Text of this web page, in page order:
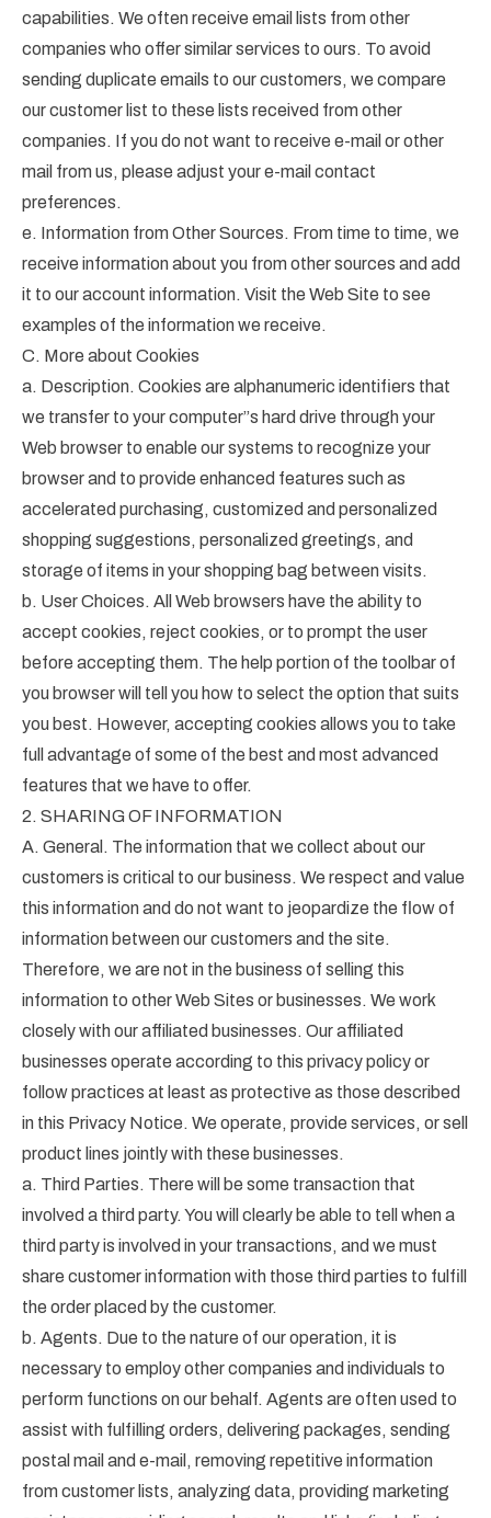
capabilities. We often receive email lists from other
companies who offer similar services to ours. To avoid
sending duplicate emails to our customers, we compare
our customer list to these lists received from other
companies. If you do not want to receive e-mail or other
mail from us, please adjust your e-mail contact
preferences.
e. Information from Other Sources. From time to time, we
receive information about you from other sources and add
it to our account information. Visit the Web Site to see
examples of the information we receive.
C. More about Cookies
a. Description. Cookies are alphanumeric identifiers that
we transfer to your computer”s hard drive through your
Web browser to enable our systems to recognize your
browser and to provide enhanced features such as
accelerated purchasing, customized and personalized
shopping suggestions, personalized greetings, and
storage of items in your shopping bag between visits.
b. User Choices. All Web browsers have the ability to
accept cookies, reject cookies, or to prompt the user
before accepting them. The help portion of the toolbar of
you browser will tell you how to select the option that suits
you best. However, accepting cookies allows you to take
full advantage of some of the best and most advanced
features that we have to offer.
2. SHARING OF INFORMATION
A. General. The information that we collect about our
customers is critical to our business. We respect and value
this information and do not want to jeopardize the flow of
information between our customers and the site.
Therefore, we are not in the business of selling this
information to other Web Sites or businesses. We work
closely with our affiliated businesses. Our affiliated
businesses operate according to this privacy policy or
follow practices at least as protective as those described
in this Privacy Notice. We operate, provide services, or sell
product lines jointly with these businesses.
a. Third Parties. There will be some transaction that
involved a third party. You will clearly be able to tell when a
third party is involved in your transactions, and we must
share customer information with those third parties to fulfill
the order placed by the customer.
b. Agents. Due to the nature of our operation, it is
necessary to employ other companies and individuals to
perform functions on our behalf. Agents are often used to
assist with fulfilling orders, delivering packages, sending
postal mail and e-mail, removing repetitive information
from customer lists, analyzing data, providing marketing